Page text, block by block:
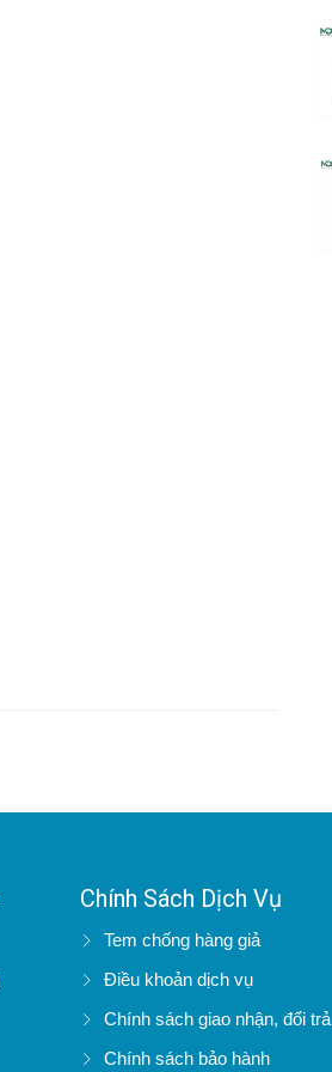
Chính Sách Dịch Vụ
Tem chống hàng giả
Điều khoản dịch vụ
Chính sách giao nhận, đổi trả
Chính sách bảo hành